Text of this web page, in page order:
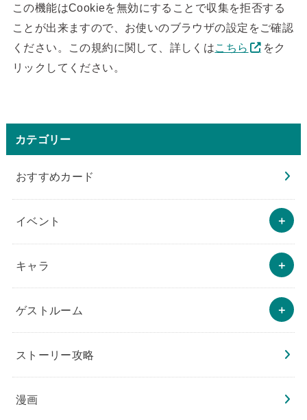
この機能はCookieを無効にすることで収集を拒否する
ことが出来ますので、お使いのブラウザの設定をご確認
ください。この規約に関して、詳しくはこちら
をク
リックしてください。
カテゴリー
おすすめカード
イベント
キャラ
ゲストルーム
ストーリー攻略
漫画